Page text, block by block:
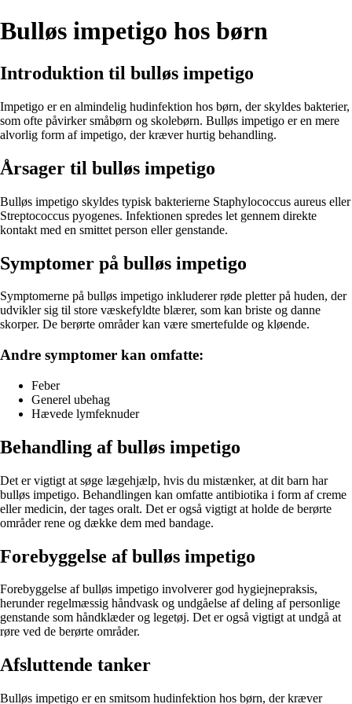
Bulløs impetigo hos børn
Introduktion til bulløs impetigo
Impetigo er en almindelig hudinfektion hos børn, der skyldes bakterier,
som ofte påvirker småbørn og skolebørn. Bulløs impetigo er en mere
alvorlig form af impetigo, der kræver hurtig behandling.
Årsager til bulløs impetigo
Bulløs impetigo skyldes typisk bakterierne Staphylococcus aureus eller
Streptococcus pyogenes. Infektionen spredes let gennem direkte
kontakt med en smittet person eller genstande.
Symptomer på bulløs impetigo
Symptomerne på bulløs impetigo inkluderer røde pletter på huden, der
udvikler sig til store væskefyldte blærer, som kan briste og danne
skorper. De berørte områder kan være smertefulde og kløende.
Andre symptomer kan omfatte:
Feber
Generel ubehag
Hævede lymfeknuder
Behandling af bulløs impetigo
Det er vigtigt at søge lægehjælp, hvis du mistænker, at dit barn har
bulløs impetigo. Behandlingen kan omfatte antibiotika i form af creme
eller medicin, der tages oralt. Det er også vigtigt at holde de berørte
områder rene og dække dem med bandage.
Forebyggelse af bulløs impetigo
Forebyggelse af bulløs impetigo involverer god hygiejnepraksis,
herunder regelmæssig håndvask og undgåelse af deling af personlige
genstande som håndklæder og legetøj. Det er også vigtigt at undgå at
røre ved de berørte områder.
Afsluttende tanker
Bulløs impetigo er en smitsom hudinfektion hos børn, der kræver